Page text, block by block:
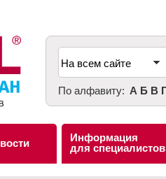
По алфавиту: А Б В
Информация
для специалистов